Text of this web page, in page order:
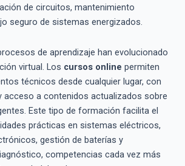
de circuitos, mantenimiento
seguro de sistemas energizados.
de aprendizaje han evolucionado
virtual. Los cursos online permiten
técnicos desde cualquier lugar, con
acceso a contenidos actualizados sobre
Este tipo de formación facilita el
prácticas en sistemas eléctricos,
gestión de baterías y
competencias cada vez más